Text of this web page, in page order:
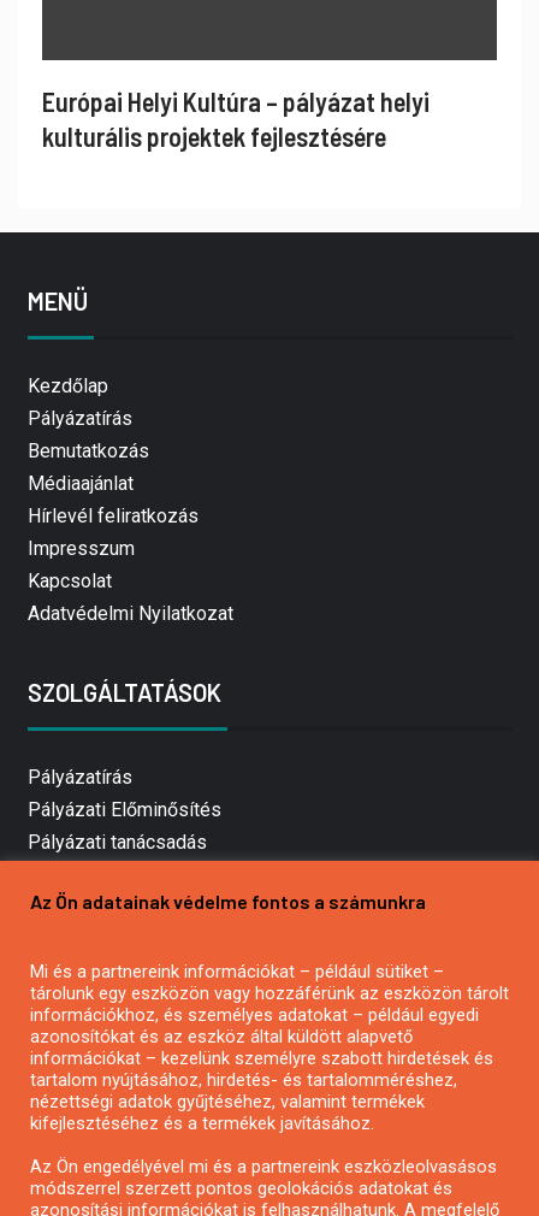
Európai Helyi Kultúra – pályázat helyi
kulturális projektek fejlesztésére
MENÜ
Kezdőlap
Pályázatírás
Bemutatkozás
Médiaajánlat
Hírlevél feliratkozás
Impresszum
Kapcsolat
Adatvédelmi Nyilatkozat
SZOLGÁLTATÁSOK
Pályázatírás
Pályázati Előminősítés
Pályázati tanácsadás
Mezőgazdasági pályázatírás
Pályázatírás civil szervezeteknek
Pályázatírás önkormányzatoknak
Pályázatfigyelés
Specifikus pályázatfigyelés vagy hírlevél
Az Ön adatainak védelme fontos a számunkra
Mi és a partnereink információkat – például sütiket –
tárolunk egy eszközön vagy hozzáférünk az eszközön tárolt
információkhoz, és személyes adatokat – például egyedi
azonosítókat és az eszköz által küldött alapvető
információkat – kezelünk személyre szabott hirdetések és
tartalom nyújtásához, hirdetés- és tartalomméréshez,
nézettségi adatok gyűjtéséhez, valamint termékek
kifejlesztéséhez és a termékek javításához.
Az Ön engedélyével mi és a partnereink eszközleolvasásos
módszerrel szerzett pontos geolokációs adatokat és
azonosítási információkat is felhasználhatunk. A megfelelő